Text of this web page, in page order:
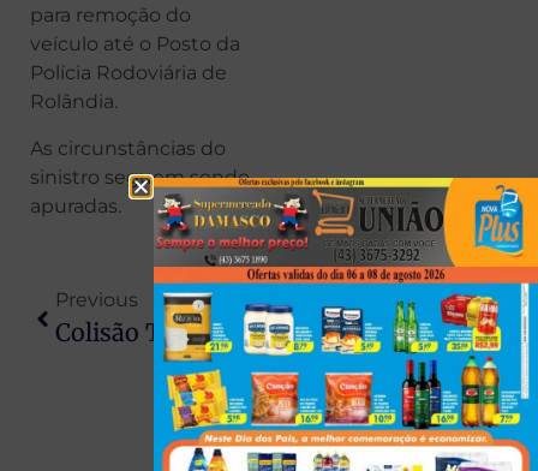
para remoção do
veículo até o Posto da
Polícia Rodoviária de
Rolândia.
As circunstâncias do
sinistro seguem sendo
apuradas.
Previous
Colisão Traseira Entre Dois Carros Deixa Quatro Feridos Em Arapongas
Next
Homem É Encontrado Morto Em Área De Mata Nos Fundos Do Jardim Itália, Em Maringá